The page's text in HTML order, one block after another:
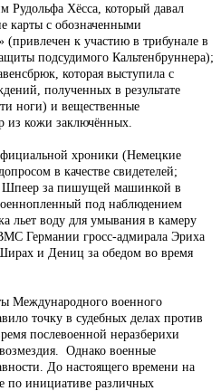
Рудольфа Хёсса, который давал
карты с обозначенными
к участию в трибунале в
подсудимого Кальтенбруннера);
которая выступила с
полученных в результате
ноги) и вещественные
из кожи заключённых.
хроники (Немецкие
в качестве свидетелей;
Шпеер за пишущей машинкой в
под наблюдением
льет воду для умывания в камеру
Германии гросс-адмирала Эриха
и Дениц за обедом во время
Международного военного
точку в судебных делах против
послевоенной неразберихи
Однако военные
До настоящего времени на
по инициативе различных